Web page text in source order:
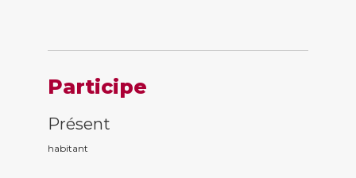
Participe
Présent
habitant